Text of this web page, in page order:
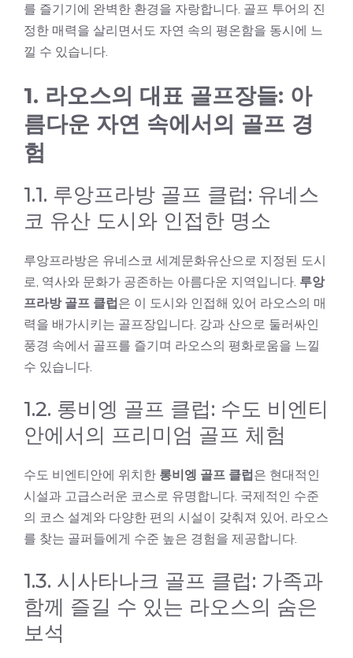
를 즐기기에 완벽한 환경을 자랑합니다. 골프 투어의 진
정한 매력을 살리면서도 자연 속의 평온함을 동시에 느
낄 수 있습니다.
1. 라오스의 대표 골프장들: 아
름다운 자연 속에서의 골프 경
험
1.1. 루앙프라방 골프 클럽: 유네스
코 유산 도시와 인접한 명소
루앙프라방은 유네스코 세계문화유산으로 지정된 도시
로, 역사와 문화가 공존하는 아름다운 지역입니다. 루앙
프라방 골프 클럽은 이 도시와 인접해 있어 라오스의 매
력을 배가시키는 골프장입니다. 강과 산으로 둘러싸인
풍경 속에서 골프를 즐기며 라오스의 평화로움을 느낄
수 있습니다.
1.2. 롱비엥 골프 클럽: 수도 비엔티
안에서의 프리미엄 골프 체험
수도 비엔티안에 위치한 롱비엥 골프 클럽은 현대적인
시설과 고급스러운 코스로 유명합니다. 국제적인 수준
의 코스 설계와 다양한 편의 시설이 갖춰져 있어, 라오스
를 찾는 골퍼들에게 수준 높은 경험을 제공합니다.
1.3. 시사타나크 골프 클럽: 가족과
함께 즐길 수 있는 라오스의 숨은
보석